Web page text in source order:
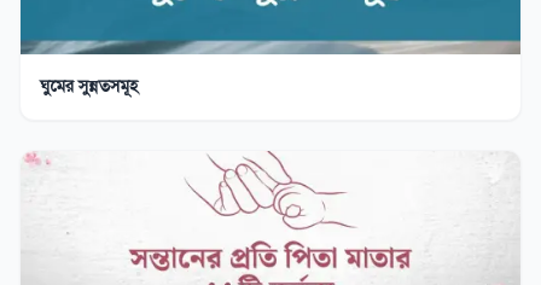
ঘুমের সুন্নতসমূহ